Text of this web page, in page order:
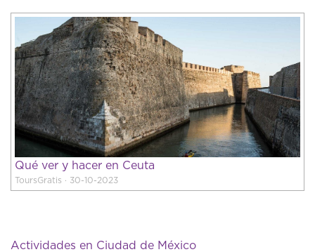
Qué ver y hacer en Ceuta
ToursGratis · 30-10-2023
Actividades en Ciudad de México